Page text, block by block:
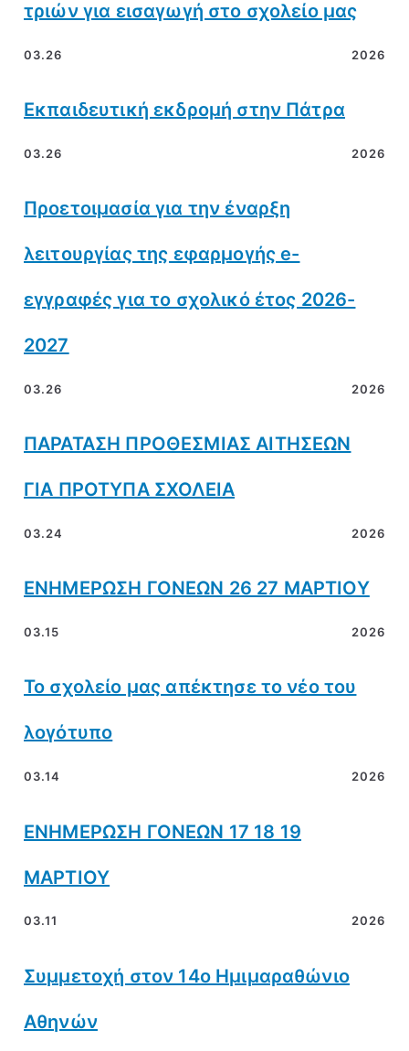
τριών για εισαγωγή στο σχολείο μας
03.26 2026
Εκπαιδευτική εκδρομή στην Πάτρα
03.26 2026
Προετοιμασία για την έναρξη
λειτουργίας της εφαρμογής e-
εγγραφές για το σχολικό έτος 2026-
2027
03.26 2026
ΠΑΡΑΤΑΣΗ ΠΡΟΘΕΣΜΙΑΣ ΑΙΤΗΣΕΩΝ
ΓΙΑ ΠΡΟΤΥΠΑ ΣΧΟΛΕΙΑ
03.24 2026
ΕΝΗΜΕΡΩΣΗ ΓΟΝΕΩΝ 26 27 ΜΑΡΤΙΟΥ
03.15 2026
Το σχολείο μας απέκτησε το νέο του
λογότυπο
03.14 2026
ΕΝΗΜΕΡΩΣΗ ΓΟΝΕΩΝ 17 18 19
ΜΑΡΤΙΟΥ
03.11 2026
Συμμετοχή στον 14ο Ημιμαραθώνιο
Αθηνών